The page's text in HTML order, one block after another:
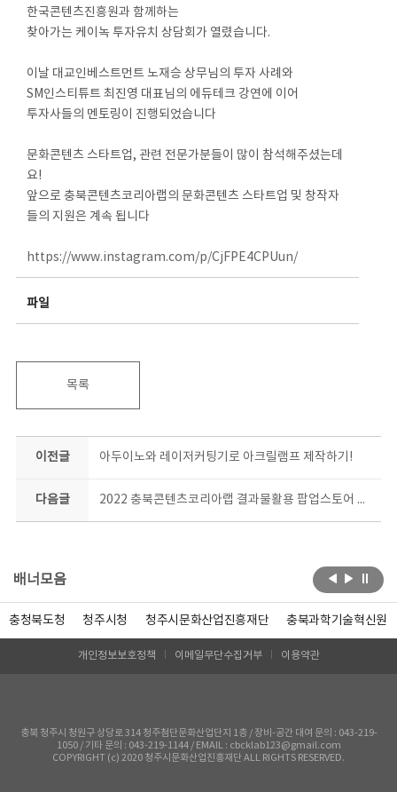
한국콘텐츠진흥원과 함께하는
찾아가는 케이녹 투자유치 상담회가 열렸습니다.
이날 대교인베스트먼트 노재승 상무님의 투자 사례와
SM인스티튜트 최진영 대표님의 에듀테크 강연에 이어
투자사들의 멘토링이 진행되었습니다
문화콘텐츠 스타트업, 관련 전문가분들이 많이 참석해주셨는데
요!
앞으로 충북콘텐츠코리아랩의 문화콘텐츠 스타트업 및 창작자
들의 지원은 계속 됩니다
https://www.instagram.com/p/CjFPE4CPUun/
파일
목록
이전글 아두이노와 레이저커팅기로 아크릴램프 제작하기!
다음글 2022 충북콘텐츠코리아랩 결과물활용 팝업스토어 현장
배너모음
충청북도청 청주시청 청주시문화산업진흥재단 충북과학기술혁신원
개인정보보호정책 이메일무단수집거부 이용약관
충북 청주시 청원구 상당로 314 청주첨단문화산업단지 1층 / 장비-공간 대여 문의 : 043-219-
1050 / 기타 문의 : 043-219-1144 / EMAIL : cbcklab123@gmail.com
COPYRIGHT (c) 2020 청주시문화산업진흥재단 ALL RIGHTS RESERVED.